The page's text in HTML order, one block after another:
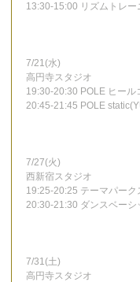
13:30-15:00 リズムトレ
7/21(水)
高円寺スタジオ
19:30-20:30 POLE ヒール
20:45-21:45 POLE
7/27(火)
西新宿スタジオ
19:25-20:25 テーマパーク
20:30-21:30 ダンスベーシ
7/31(土)
高円寺スタジオ